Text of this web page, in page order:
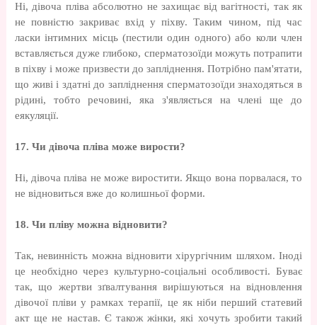
Ні, дівоча пліва абсолютно не захищає від вагітності, так як
не повністю закриває вхід у піхву. Таким чином, під час
ласки інтимних місць (пестили один одного) або коли член
вставляється дуже глибоко, сперматозоїди можуть потрапити
в піхву і може призвести до запліднення. Потрібно пам'ятати,
що живі і здатні до запліднення сперматозоїди знаходяться в
рідині, тобто речовині, яка з'являється на члені ще до
еякуляції.
17. Чи дівоча пліва може вирости?
Ні, дівоча пліва не може виростити. Якщо вона порвалася, то
не відновиться вже до колишньої форми.
18. Чи пліву можна відновити?
Так, невинність можна відновити хірургічним шляхом. Іноді
це необхідно через культурно-соціальні особливості. Буває
так, що жертви зґвалтування вирішуються на відновлення
дівочої пліви у рамках терапії, це як ніби перший статевий
акт ще не настав. Є також жінки, які хочуть зробити такий